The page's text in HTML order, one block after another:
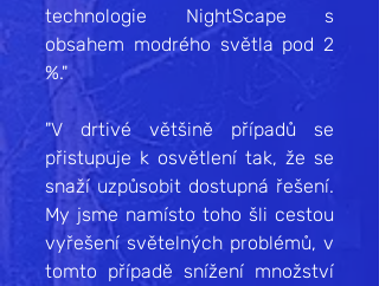
technologie NightScape s
obsahem modrého světla pod 2
%."
"V drtivé většině případů se
přistupuje k osvětlení tak, že se
snaží uzpůsobit dostupná řešení.
My jsme namísto toho šli cestou
vyřešení světelných problémů, v
tomto případě snížení množství